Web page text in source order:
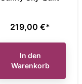
Preis
219,00 €*
In den
Warenkorb